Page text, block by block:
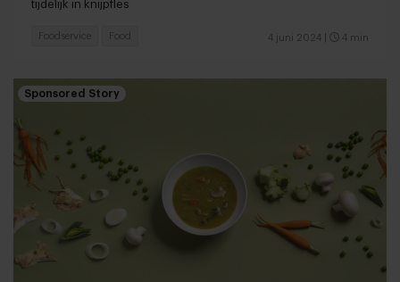
tijdelijk in knijpfles
4 juni 2024 4 min
Foodservice Food
Sponsored Story